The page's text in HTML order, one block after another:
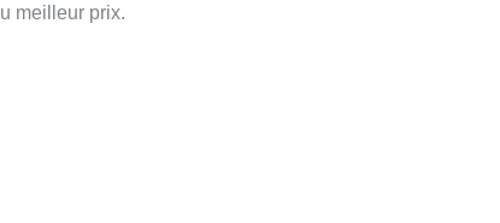
meilleur prix.